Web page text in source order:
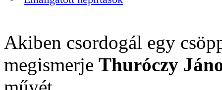
Akiben csordogál egy
megismerje Thuróczy